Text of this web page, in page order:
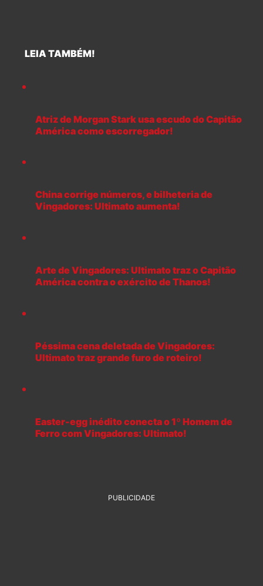
LEIA TAMBÉM!
Atriz de Morgan Stark usa escudo do Capitão
América como escorregador!
China corrige números, e bilheteria de
Vingadores: Ultimato aumenta!
Arte de Vingadores: Ultimato traz o Capitão
América contra o exército de Thanos!
Péssima cena deletada de Vingadores:
Ultimato traz grande furo de roteiro!
Easter-egg inédito conecta o 1º Homem de
Ferro com Vingadores: Ultimato!
PUBLICIDADE